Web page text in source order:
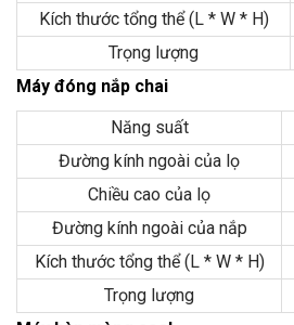
Kích thước tổng thể (L * W * H)
Trọng lượng
Máy đóng nắp chai
Năng suất
Đường kính ngoài của lọ
Chiều cao của lọ
Đường kính ngoài của nắp
Kích thước tổng thể (L * W * H)
Trọng lượng